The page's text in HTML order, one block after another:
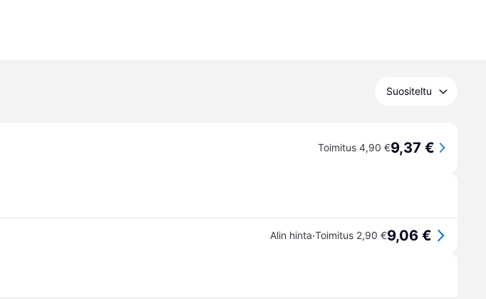
Suositeltu
Toimitus 4,90 €9,37 €
Alin hinta·Toimitus 2,90 €9,06 €